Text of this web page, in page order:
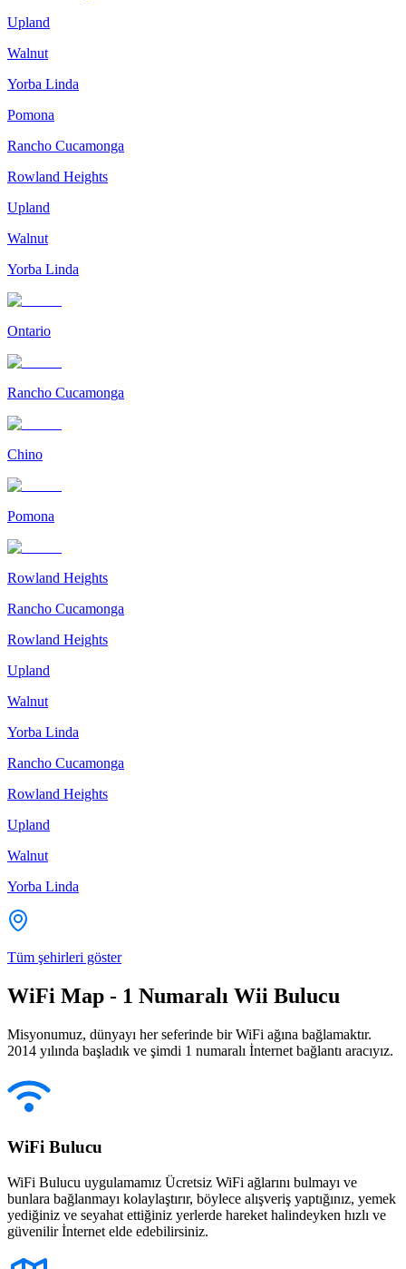
Upland
Walnut
Yorba Linda
Pomona
Rancho Cucamonga
Rowland Heights
Upland
Walnut
Yorba Linda
Ontario
Rancho Cucamonga
Chino
Pomona
Rowland Heights
Rancho Cucamonga
Rowland Heights
Upland
Walnut
Yorba Linda
Rancho Cucamonga
Rowland Heights
Upland
Walnut
Yorba Linda
Tüm şehirleri göster
WiFi Map - 1 Numaralı Wii Bulucu
Misyonumuz, dünyayı her seferinde bir WiFi ağına bağlamaktır.
2014 yılında başladık ve şimdi 1 numaralı İnternet bağlantı aracıyız.
WiFi Bulucu
WiFi Bulucu uygulamamız Ücretsiz WiFi ağlarını bulmayı ve
bunlara bağlanmayı kolaylaştırır, böylece alışveriş yaptığınız, yemek
yediğiniz ve seyahat ettiğiniz yerlerde hareket halindeyken hızlı ve
güvenilir İnternet elde edebilirsiniz.